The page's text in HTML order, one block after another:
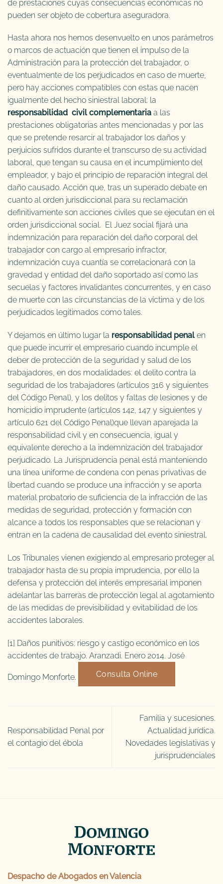
de prestaciones cuyas consecuencias económicas no
pueden ser objeto de cobertura aseguradora.
Hasta ahora nos hemos desenvuelto en unos parámetros
o marcos de actuación que tienen el impulso de la
Administración para la protección del trabajador, o
eventualmente de los perjudicados en caso de muerte,
pero hay acciones compatibles con estas que nacen
igualmente del hecho siniestral laboral: la
responsabilidad civil complementaria a las
prestaciones obligatorias antes mencionadas y por las
que se pretende resarcir al trabajador los daños y
perjuicios sufridos durante el transcurso de su actividad
laboral, que tengan su causa en el incumplimiento del
empleador, y bajo el principio de reparación integral del
daño causado. Acción que, tras un superado debate en
cuanto al orden jurisdiccional para su reclamación
definitivamente son acciones civiles que se ejecutan en el
orden jurisdiccional social. El Juez social fijará una
indemnización para reparación del daño corporal del
trabajador con cargo al empresario infractor,
indemnización cuya cuantía se correlacionará con la
gravedad y entidad del daño soportado así como las
secuelas y factores invalidantes concurrentes, y en caso
de muerte con las circunstancias de la víctima y de los
perjudicados legitimados como tales.
Y dejamos en último lugar la responsabilidad penalen
que puede incurrir el empresario cuando incumple el
deber de protección de la seguridad y salud de los
trabajadores, en dos modalidades: el delito contra la
seguridad de los trabajadores (artículos 316 y siguientes
del Código Penal), y los delitos y faltas de lesiones y de
homicidio imprudente (artículos 142, 147 y siguientes y
artículo 621 del Código Penal)que llevan aparejada la
responsabilidad civil y en consecuencia, igual y
equivalente derecho a la indemnización del trabajador
perjudicado. La Jurisprudencia penal está manteniendo
una línea uniforme de condena con penas privativas de
libertad cuando se produce una infracción y se aporta
material probatorio de suficiencia de la infracción de las
medidas de seguridad, protección y formación con
alcance a todos los responsables que se relacionan y
entran en la cadena de causalidad del evento siniestral.
Los Tribunales vienen exigiendo al empresario proteger al
trabajador hasta de su propia imprudencia, por ello la
defensa y protección del interés empresarial imponen
adelantar las barreras de protección legal al agotamiento
de las medidas de previsibilidad y evitabilidad de los
accidentes laborales.
[1] Daños punitivos: riesgo y castigo económico en los
accidentes de trabajo. Aranzadi. Enero 2014. José
Domingo Monforte. Consulta Online
Responsabilidad Penal por
el contagio del ébola
Familia y sucesiones.
Actualidad jurídica.
Novedades legislativas y
jurisprudenciales
Despacho de Abogados en Valencia